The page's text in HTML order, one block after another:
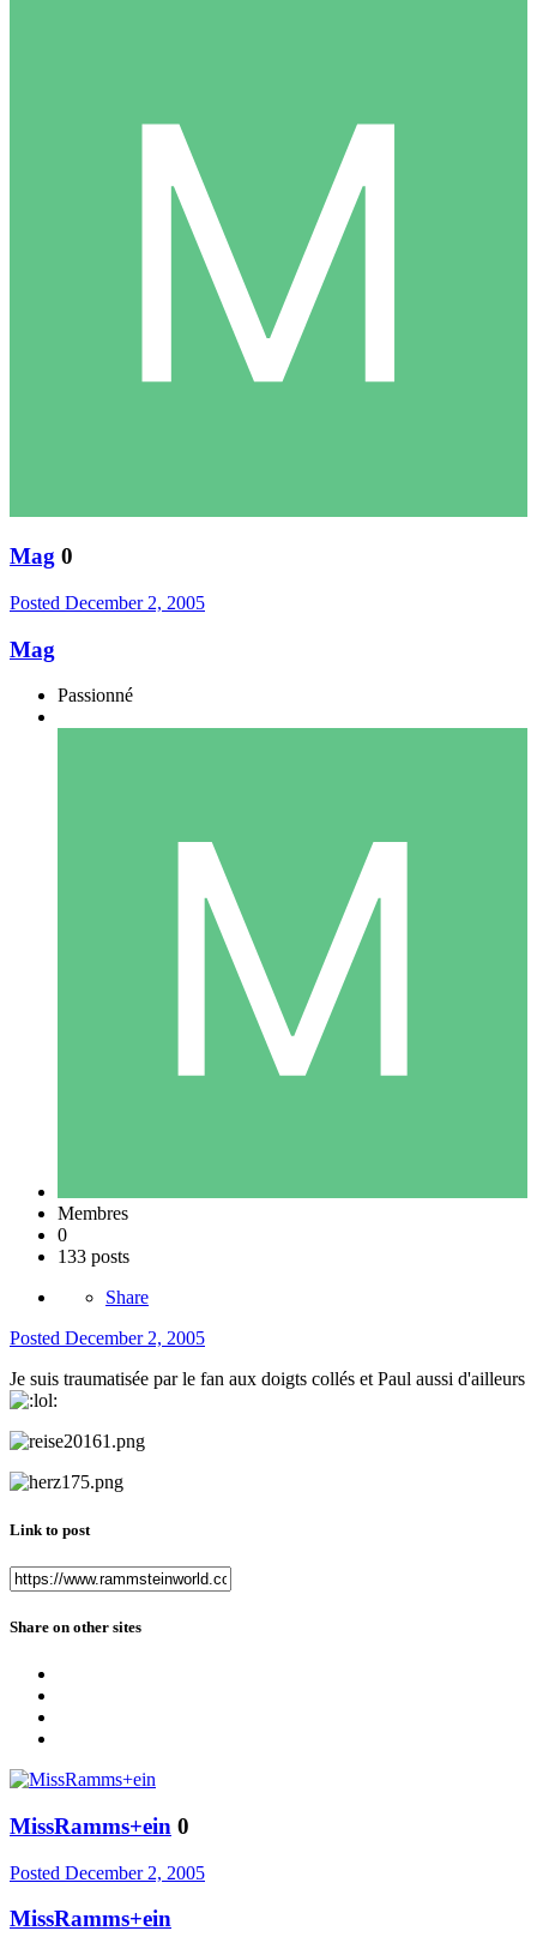
Mag 0
Posted December 2, 2005
Mag
Passionné
Membres
0
133 posts
Share
Posted December 2, 2005
Je suis traumatisée par le fan aux doigts collés et Paul aussi d'ailleurs
Link to post
Share on other sites
MissRamms+ein 0
Posted December 2, 2005
MissRamms+ein